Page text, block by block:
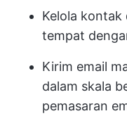
Kelola kontak
tempat
Kirim email
dalam skala
pemasaran